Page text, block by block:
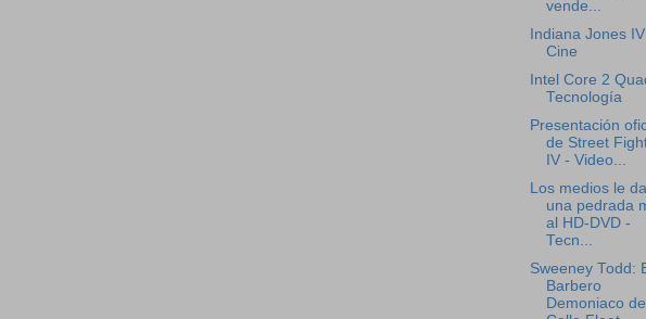
vende...
Indiana Jones
Cine
Intel Core 2
Tecnología
Presentación
de Street
IV - Video...
Los medios le
una pedrada
al HD-DVD -
Tecn...
Sweeney Todd:
Barbero
Demoniaco